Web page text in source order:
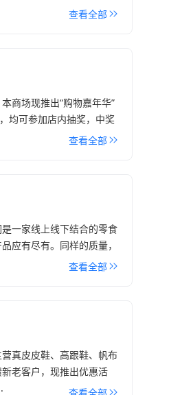
查看全部
商场现推出“购物嘉年华”
均可参加店内抽奖，中奖
查看全部
一家线上线下结合的零食
应有尽有。同样的质量，
查看全部
真皮皮鞋、高跟鞋、帆布
老客户，现推出优惠活
查看全部